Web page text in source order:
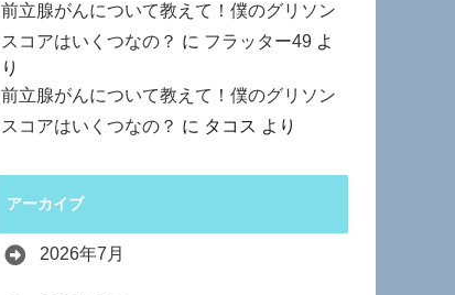
前立腺がんについて教えて！僕のグリソン
スコアはいくつなの？ に フラッター49 よ
り
前立腺がんについて教えて！僕のグリソン
スコアはいくつなの？ に タコス より
アーカイブ
2026年7月